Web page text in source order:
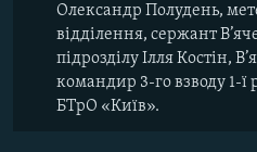
Олександр Полудень,
відділення, сержант
підрозділу Ілля Костін,
командир 3-го взводу 1-ї
БТрО «Київ».